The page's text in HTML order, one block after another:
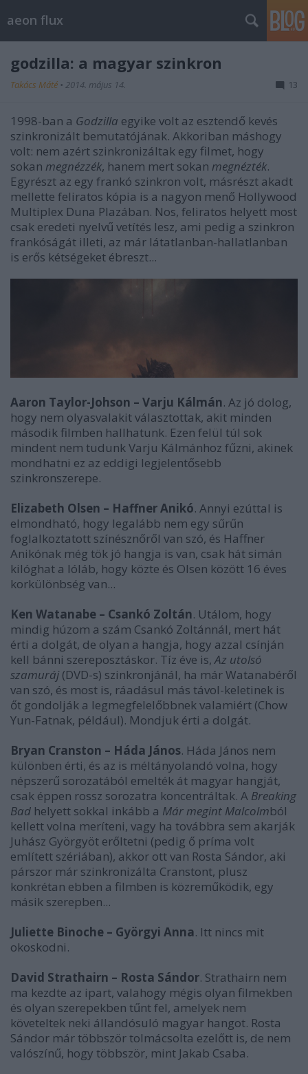
aeon flux
godzilla: a magyar szinkron
Takács Máté • 2014. május 14. 13
1998-ban a Godzilla egyike volt az esztendő kevés
szinkronizált bemutatójának. Akkoriban máshogy
volt: nem azért szinkronizáltak egy filmet, hogy
sokan megnézzék, hanem mert sokan megnézték.
Egyrészt az egy frankó szinkron volt, másrészt akadt
mellette feliratos kópia is a nagyon menő Hollywood
Multiplex Duna Plazában. Nos, feliratos helyett most
csak eredeti nyelvű vetítés lesz, ami pedig a szinkron
frankóságát illeti, az már látatlanban-hallatlanban
is erős kétségeket ébreszt...
Aaron Taylor-Johson – Varju Kálmán. Az jó dolog,
hogy nem olyasvalakit választottak, akit minden
második filmben hallhatunk. Ezen felül túl sok
mindent nem tudunk Varju Kálmánhoz fűzni, akinek
mondhatni ez az eddigi legjelentősebb
szinkronszerepe.
Elizabeth Olsen – Haffner Anikó. Annyi ezúttal is
elmondható, hogy legalább nem egy sűrűn
foglalkoztatott színésznőről van szó, és Haffner
Anikónak még tök jó hangja is van, csak hát simán
kilóghat a lóláb, hogy közte és Olsen között 16 éves
korkülönbség van...
Ken Watanabe – Csankó Zoltán. Utálom, hogy
mindig húzom a szám Csankó Zoltánnál, mert hát
érti a dolgát, de olyan a hangja, hogy azzal csínján
kell bánni szereposztáskor. Tíz éve is, Az utolsó
szamuráj (DVD-s) szinkronjánál, ha már Watanabéről
van szó, és most is, ráadásul más távol-keletinek is
őt gondolják a legmegfelelőbbnek valamiért (Chow
Yun-Fatnak, például). Mondjuk érti a dolgát.
Bryan Cranston – Háda János. Háda János nem
különben érti, és az is méltányolandó volna, hogy
népszerű sorozatából emelték át magyar hangját,
csak éppen rossz sorozatra koncentráltak. A Breaking
Bad helyett sokkal inkább a Már megint Malcolmból
kellett volna meríteni, vagy ha továbbra sem akarják
Juhász Györgyöt erőltetni (pedig ő príma volt
említett szériában), akkor ott van Rosta Sándor, aki
párszor már szinkronizálta Cranstont, plusz
konkrétan ebben a filmben is közreműködik, egy
másik szerepben...
Juliette Binoche – Györgyi Anna. Itt nincs mit
okoskodni.
David Strathairn – Rosta Sándor. Strathairn nem
ma kezdte az ipart, valahogy mégis olyan filmekben
és olyan szerepekben tűnt fel, amelyek nem
követeltek neki állandósuló magyar hangot. Rosta
Sándor már többször tolmácsolta ezelőtt is, de nem
valószínű, hogy többször, mint Jakab Csaba.